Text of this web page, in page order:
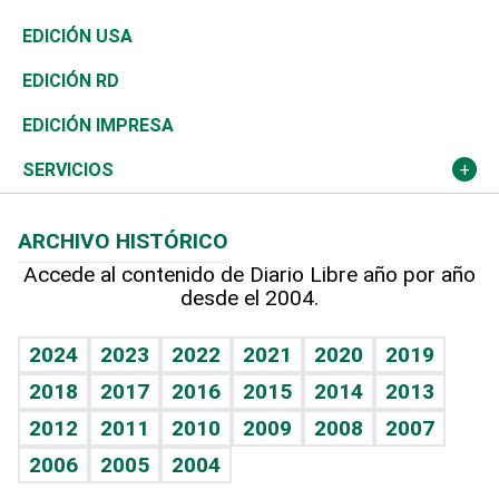
Reportajes
África
Ocenanía
Caribe
Resto del mundo
Vivienda
Telecom.
Global y variable
Economía personal
Buena Vida
Sociales
Novedades
Podcast Arte Libre
Hablando con el pediatra
Vida y familia
Eñe
Celebrando la vida
Sin complejos
Ciclismo
Tenis
Olimpismo
Más deportes
Línea de hit
TBT Deportivo
En Directo
El Espía
Noticiero Poteleche
Columnistas
Más firmas
Tecnología
Historia
Martes de tecnología
Cambio climático
Economía
Revista
Deportes
Opinión
Hecho en casa
Guía del dinero
EDICIÓN USA
EDICIÓN RD
EDICIÓN IMPRESA
SERVICIOS
Cumpleaños
Horóscopos
Juegos
ARCHIVO HISTÓRICO
Accede al contenido de Diario Libre año por año
desde el 2004.
2024 2023 2022 2021 2020
2019
2018
2017 2016 2015 2014
2013
2012
2011 2010 2009 2008
2007
2006
2005 2004